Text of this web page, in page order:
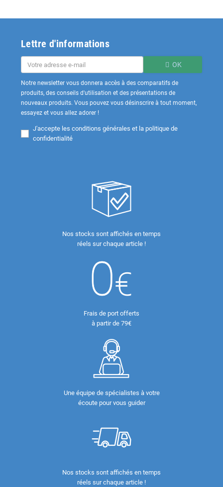
Lettre d'informations
OK
Notre newsletter vous donnera accès à des comparatifs de
produits, des conseils d'utilisation et des présentations de
nouveaux produits. Vous pouvez vous désinscrire à tout moment,
essayez et vous allez adorer !
J'accepte les conditions générales et la politique de
confidentialité
Nos stocks sont affichés en temps
réels sur chaque article !
Frais de port offerts
à partir de 79€
Une équipe de spécialistes à votre
écoute pour vous guider
Nos stocks sont affichés en temps
réels sur chaque article !